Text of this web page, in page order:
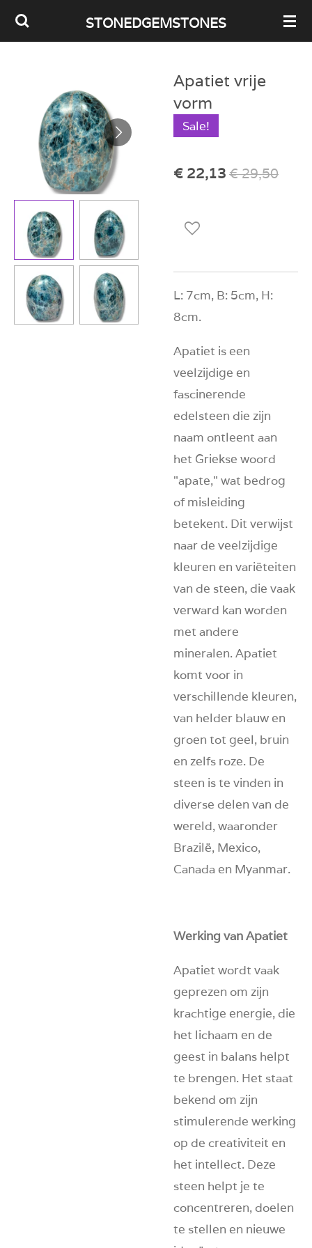
Ga
direct
hoofdinhoud
STONEDGEMSTONES
Apatiet vrije
vorm
Sale!
€ 22,13 € 29,50
L: 7cm, B: 5cm, H:
8cm.
Apatiet is een
veelzijdige en
fascinerende
edelsteen die zijn
naam ontleent aan
het Griekse woord
"apate," wat bedrog
of misleiding
betekent. Dit verwijst
naar de veelzijdige
kleuren en variëteiten
van de steen, die vaak
verward kan worden
met andere
mineralen. Apatiet
komt voor in
verschillende kleuren,
van helder blauw en
groen tot geel, bruin
en zelfs roze. De
steen is te vinden in
diverse delen van de
wereld, waaronder
Brazilë, Mexico,
Canada en Myanmar.
Werking van Apatiet
Apatiet wordt vaak
geprezen om zijn
krachtige energie, die
het lichaam en de
geest in balans helpt
te brengen. Het staat
bekend om zijn
stimulerende werking
op de creativiteit en
het intellect. Deze
steen helpt je te
concentreren, doelen
te stellen en nieuwe